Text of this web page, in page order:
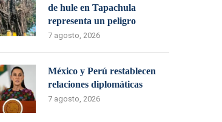
de hule en Tapachula
representa un peligro
7 agosto, 2026
México y Perú restablecen
relaciones diplomáticas
7 agosto, 2026